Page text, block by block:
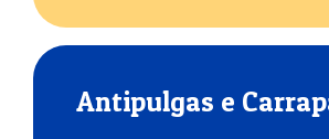
Antipulgas e